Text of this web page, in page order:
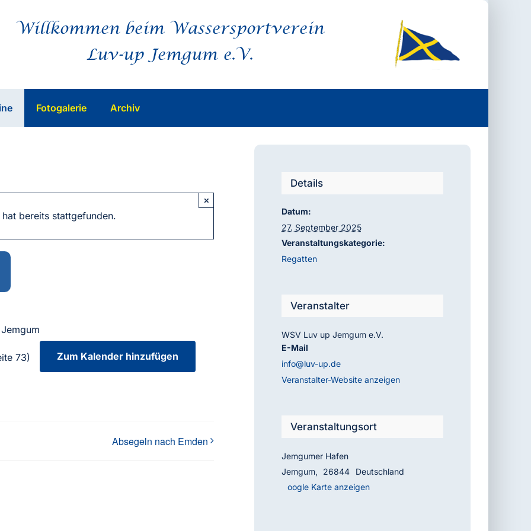
Willkommen beim Wassersportverein
Luv-up Jemgum e.V.
Fotogalerie Archiv
bereits stattgefunden.
×
73) Zum Kalender hinzufügen
Absegeln nach Emden
Details
Datum:
27. September 2025
Veranstaltungskategorie:
Regatten
Veranstalter
WSV Luv up Jemgum e.V.
E-Mail
info@luv-up.de
Veranstalter-Website anzeigen
Veranstaltungsort
Jemgumer Hafen
Jemgum, 26844
Deutschland
Google Karte anzeigen